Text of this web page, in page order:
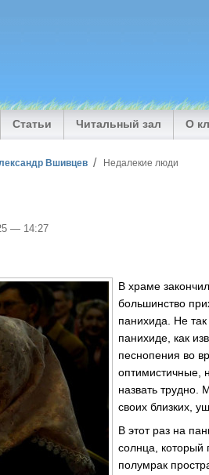
Статьи Читальный зал О
Вшивцев Недалекие люди
— 14:27
В храме
большинство
панихида. Не
панихиде, как
песнопения во
оптимистичные,
назвать трудно.
своих близких,
В этот раз на
солнца, который
полумрак